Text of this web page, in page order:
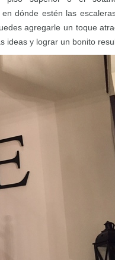
en dónde estén las
agregarle un toque
ideas y lograr un bonito